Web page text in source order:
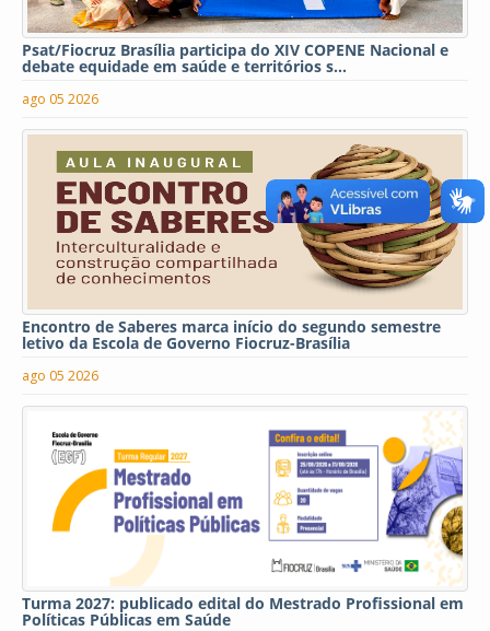
Psat/Fiocruz Brasília participa do XIV COPENE Nacional e
debate equidade em saúde e territórios s...
ago 05 2026
Encontro de Saberes marca início do segundo semestre
letivo da Escola de Governo Fiocruz-Brasília
ago 05 2026
Turma 2027: publicado edital do Mestrado Profissional em
Políticas Públicas em Saúde